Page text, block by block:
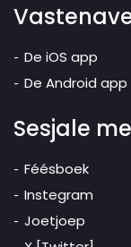
De iOS app
De Android app
Sesjale
Féésboek
Instegram
Joetjoep